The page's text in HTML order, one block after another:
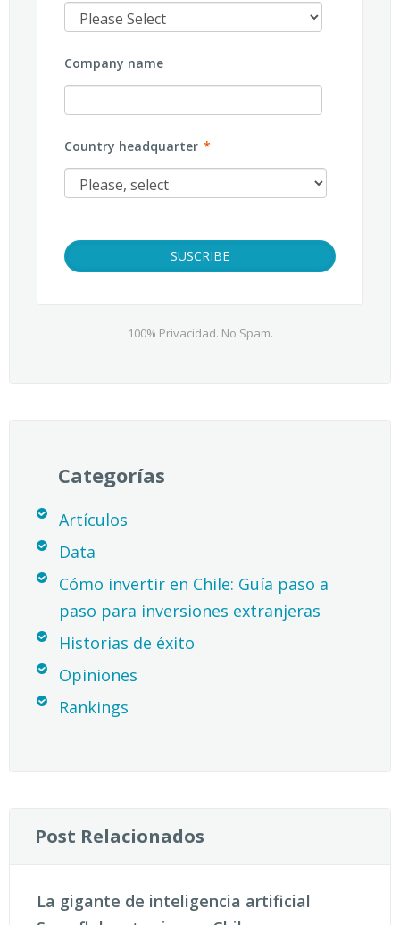
Company name
Country headquarter *
100% Privacidad. No Spam.
Categorías
Artículos
Data
Cómo invertir en Chile: Guía paso a
paso para inversiones extranjeras
Historias de éxito
Opiniones
Rankings
Post Relacionados
La gigante de inteligencia artificial